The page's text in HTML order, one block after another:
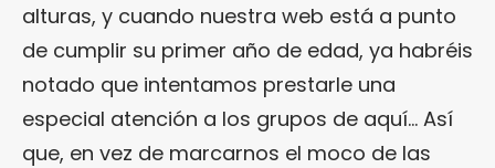
alturas, y cuando nuestra web está a punto
de cumplir su primer año de edad, ya habréis
notado que intentamos prestarle una
especial atención a los grupos de aquí… Así
que, en vez de marcarnos el moco de las